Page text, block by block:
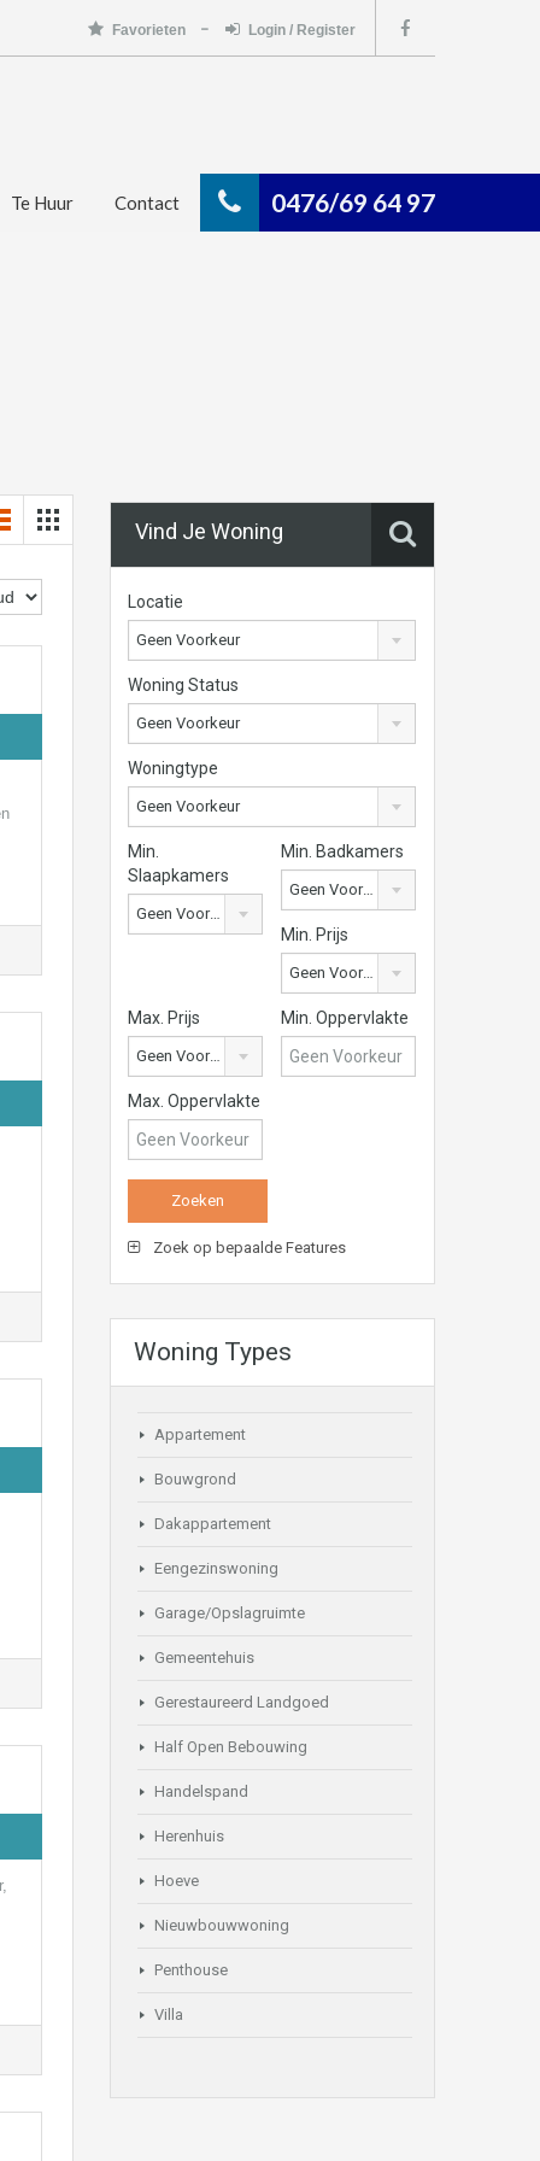
Favorieten Login / Register
0476/69 64 97
Te Huur Contact
Vind Je Woning
Locatie
Geen Voorkeur
Woning Status
Geen Voorkeur
Woningtype
Geen Voorkeur
Min.
Slaapkamers
Geen Voorkeur
Min. Badkamers
Geen Voorkeur
Min. Prijs
Geen Voorkeur
Max. Prijs
Geen Voorkeur
Min. Oppervlakte
Max. Oppervlakte
Zoek op bepaalde Features
Woning Types
Appartement
Bouwgrond
Dakappartement
Eengezinswoning
Garage/Opslagruimte
Gemeentehuis
Gerestaureerd Landgoed
Half Open Bebouwing
Handelspand
Herenhuis
Hoeve
Nieuwbouwwoning
Penthouse
Villa